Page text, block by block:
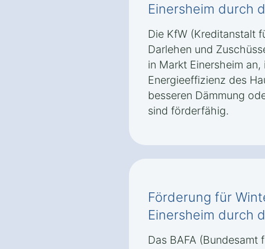
Einersheim durch
Die KfW (Kreditanstalt
Darlehen und
in Markt Einersheim
Energieeffizienz des
besseren Dämmung
sind förderfähig.
Förderung für
Einersheim durch
Das BAFA (Bundesamt